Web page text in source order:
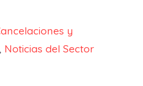
y
, Noticias del Sector